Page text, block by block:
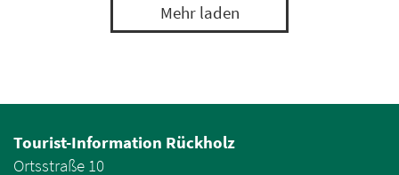
Mehr laden
Tourist-Information Rückholz
Ortsstraße 10